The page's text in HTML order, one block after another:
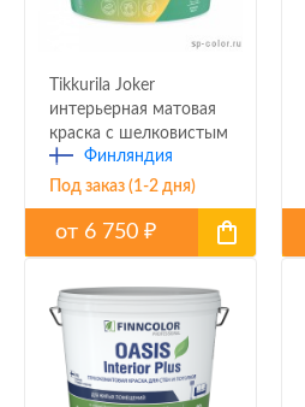
Tikkurila Joker
интерьерная матовая
краска с шелковистым
эффектом
Финляндия
Под заказ (1-2 дня)
от 6 750 ₽